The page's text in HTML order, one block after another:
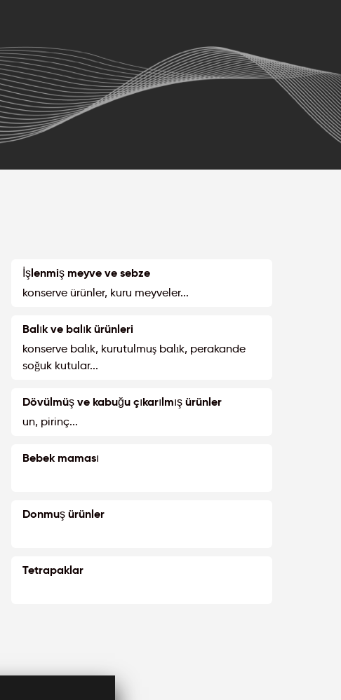
İşlenmiş meyve ve sebze
konserve ürünler, kuru meyveler...
Balık ve balık ürünleri
konserve balık, kurutulmuş balık, perakande
soğuk kutular...
Dövülmüş ve kabuğu çıkarılmış ürünler
un, pirinç...
Bebek maması
Donmuş ürünler
Tetrapaklar